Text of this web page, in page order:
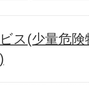
ス(少量危